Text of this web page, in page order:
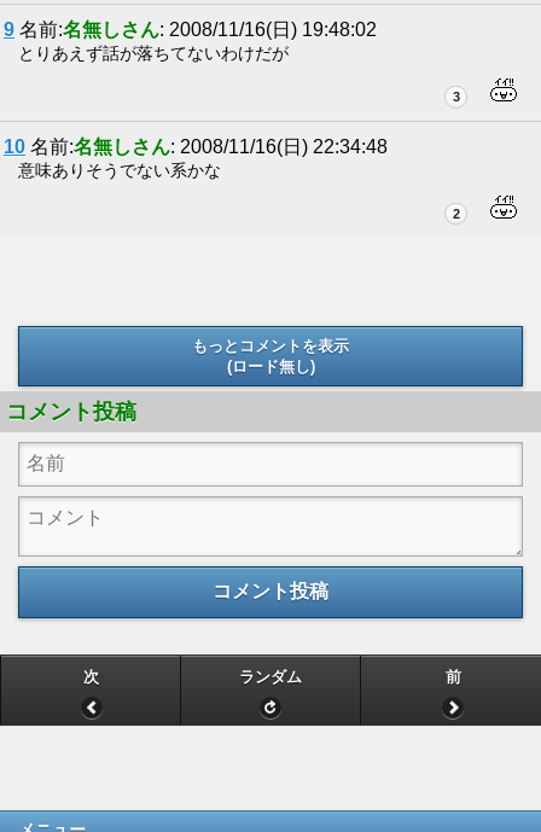
9 名前:名無しさん: 2008/11/16(日) 19:48:02
とりあえず話が落ちてないわけだが
3
10 名前:名無しさん: 2008/11/16(日) 22:34:48
意味ありそうでない系かな
2
もっとコメントを表示
(ロード無し)
コメント投稿
コメント投稿
次 ランダム 前